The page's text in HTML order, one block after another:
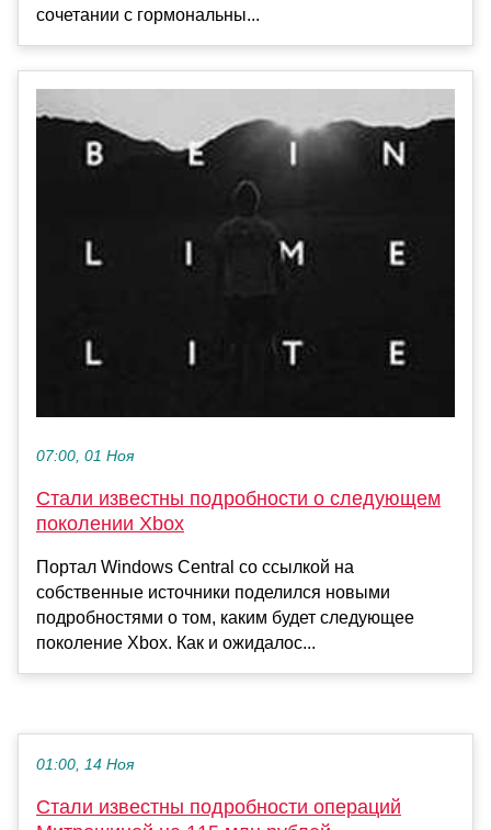
сочетании с гормональны...
07:00, 01 Ноя
Стали известны подробности о следующем
поколении Xbox
Портал Windows Central со ссылкой на
собственные источники поделился новыми
подробностями о том, каким будет следующее
поколение Xbox. Как и ожидалос...
01:00, 14 Ноя
Стали известны подробности операций